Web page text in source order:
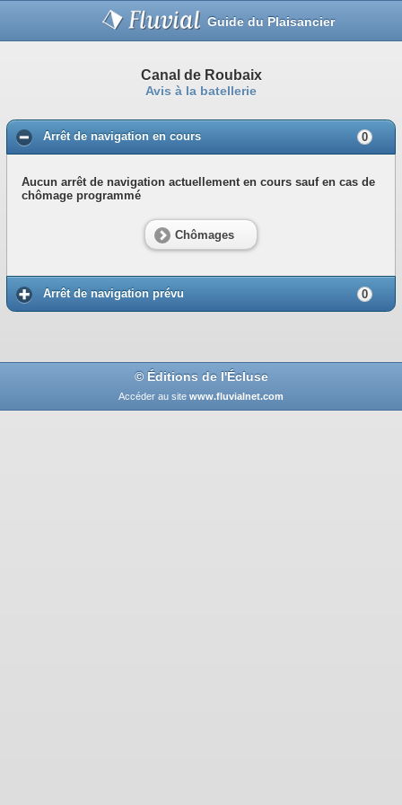
Guide du Plaisancier
Canal de Roubaix
Avis à la batellerie
Arrêt de navigation en cours 0
Aucun arrêt de navigation actuellement en cours sauf en cas de
chômage programmé
Chômages
Arrêt de navigation prévu 0
© Éditions de l'Écluse
Accéder au site www.fluvialnet.com